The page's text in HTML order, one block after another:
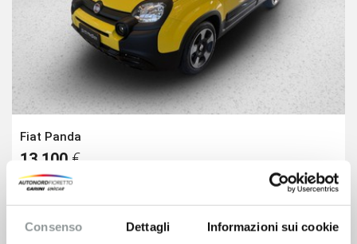
Consenso Dettagli Informazioni sui cookie
Fiat Panda
13.100 €
VEDI SCHEDA